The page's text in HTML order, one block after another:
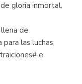
gloria inmortal.
de
las luchas,
e